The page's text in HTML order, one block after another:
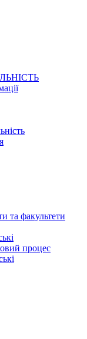
та факультети
процес